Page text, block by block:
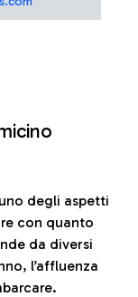
degli aspetti
con quanto
da diversi
l’affluenza